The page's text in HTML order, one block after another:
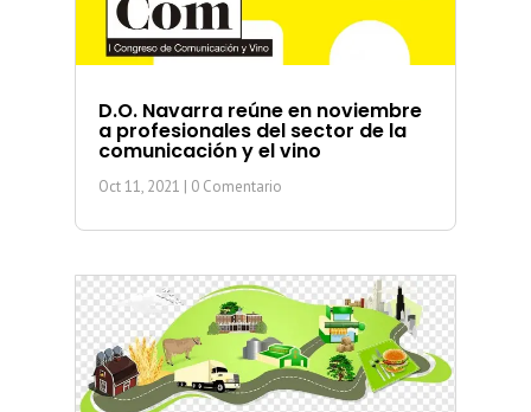
D.O. Navarra reúne en noviembre
a profesionales del sector de la
comunicación y el vino
Oct 11, 2021 | 0 Comentario